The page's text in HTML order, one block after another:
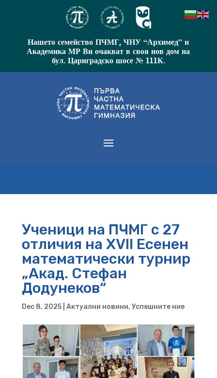
Нашето семейство ПЧМГ, ЧНУ “Архимед” и
Академика МР Ви очакват в своя нов дом на
бул. Цариградско шосе № 111К.
Ученици на ПЧМГ с 27
отличия на XVII Есенен
математически турнир
„Акад. Стефан
Додунеков“
Dec 8, 2025| Актуални новини, Успешните ние